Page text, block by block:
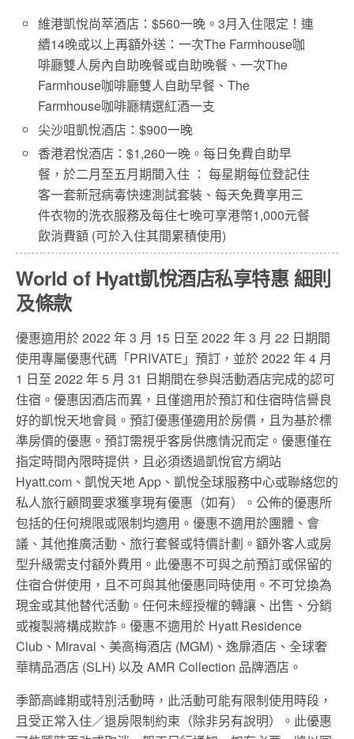
維港凱悅尚萃酒店：$560一晚。3月入住限定！連
續14晚或以上再額外送：一次The Farmhouse咖
啡廳雙人房內自助晚餐或自助晚餐、一次The
Farmhouse咖啡廳雙人自助早餐、The
Farmhouse咖啡廳精選紅酒一支
尖沙咀凱悅酒店：$900一晚
香港君悅酒店：$1,260一晚。每日免費自助早
餐，於二月至五月期間入住 ： 每星期每位登記住
客一套新冠病毒快速測試套裝、每天免費享用三
件衣物的洗衣服務及每住七晚可享港幣1,000元餐
飲消費額 (可於入住其間累積使用)
World of Hyatt凱悅酒店私享特惠 細則
及條款
優惠適用於 2022 年 3 月 15 日至 2022 年 3 月 22 日期間
使用專屬優惠代碼「PRIVATE」預訂，並於 2022 年 4 月
1 日至 2022 年 5 月 31 日期間在參與活動酒店完成的認可
住宿。優惠因酒店而異，且僅適用於預訂和住宿時信譽良
好的凱悅天地會員。預訂優惠僅適用於房價，且为基於標
準房價的優惠。預訂需視乎客房供應情況而定。優惠僅在
指定時間內限時提供，且必須透過凱悅官方網站
Hyatt.com、凱悅天地 App、凱悅全球服務中心或聯絡您的
私人旅行顧問要求獲享現有優惠（如有）。公佈的優惠所
包括的任何規限或限制均適用。優惠不適用於團體、會
議、其他推廣活動、旅行套餐或特價計劃。額外客人或房
型升級需支付額外費用。此優惠不可與之前預訂或保留的
住宿合併使用，且不可與其他優惠同時使用。不可兌換為
現金或其他替代活動。任何未經授權的轉讓、出售、分銷
或複製將構成欺詐。優惠不適用於 Hyatt Residence
Club、Miraval、美高梅酒店 (MGM)、逸扉酒店、全球奢
華精品酒店 (SLH) 以及 AMR Collection 品牌酒店。
季節高峰期或特別活動時，此活動可能有限制使用時段，
且受正常入住／退房限制約束（除非另有說明）。此優惠